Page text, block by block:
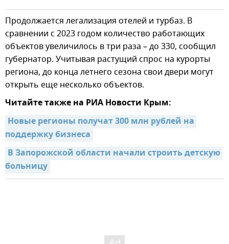
Продолжается легализация отелей и турбаз. В
сравнении с 2023 годом количество работающих
объектов увеличилось в три раза – до 330, сообщил
губернатор. Учитывая растущий спрос на курорты
региона, до конца летнего сезона свои двери могут
открыть еще несколько объектов.
Читайте также на РИА Новости Крым:
Новые регионы получат 300 млн рублей на
поддержку бизнеса
В Запорожской области начали строить детскую
больницу